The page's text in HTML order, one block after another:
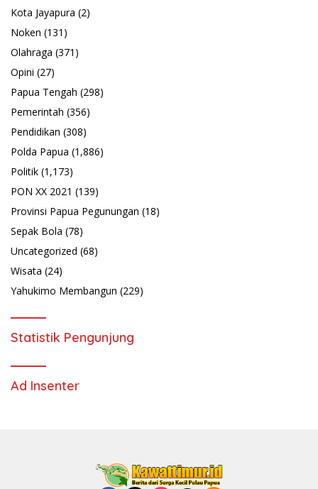
Kota Jayapura (2)
Noken (131)
Olahraga (371)
Opini (27)
Papua Tengah (298)
Pemerintah (356)
Pendidikan (308)
Polda Papua (1,886)
Politik (1,173)
PON XX 2021 (139)
Provinsi Papua Pegunungan (18)
Sepak Bola (78)
Uncategorized (68)
Wisata (24)
Yahukimo Membangun (229)
Statistik Pengunjung
Ad Insenter